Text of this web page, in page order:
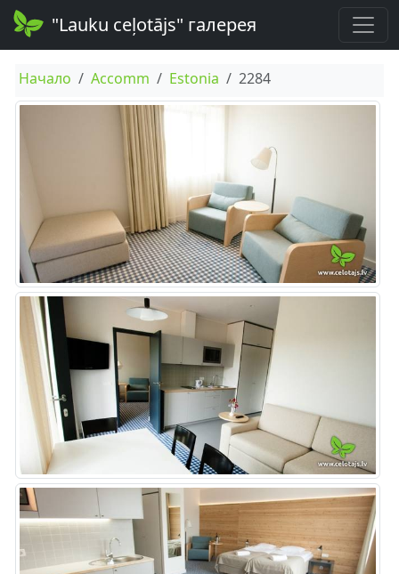
"Lauku ceļotājs" галерея
Начало Accomm Estonia 2284